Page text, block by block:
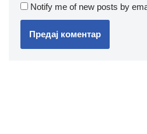
Notify me of new posts by